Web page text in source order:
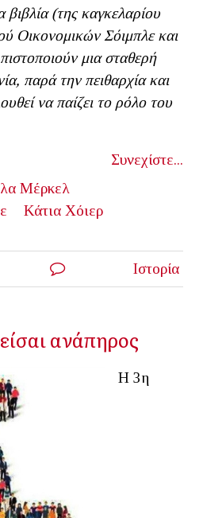
(της καγκελαρίου
Οικονομικών Σόιμπλε και
μια σταθερή
παρά την πειθαρχία και
να παίζει το ρόλο του
Συνεχίστε...
Μέρκελ
Κάτια Χόιερ
Ιστορία
ανάπηρος
Η 3η